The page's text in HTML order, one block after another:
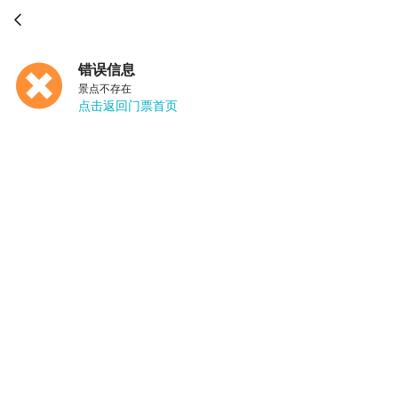

错误信息
景点不存在
点击返回门票首页